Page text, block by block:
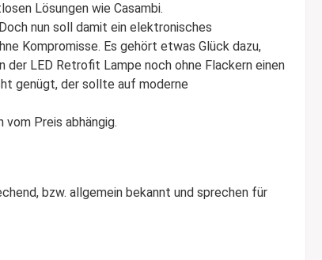
Lösungen wie Casambi.
nun soll damit ein elektronisches
Kompromisse. Es gehört etwas Glück dazu,
LED Retrofit Lampe noch ohne Flackern einen
genügt, der sollte auf moderne
Preis abhängig.
bzw. allgemein bekannt und sprechen für